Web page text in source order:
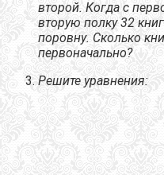
второй. Когда с
вторую полку 32
поровну. Сколько
первоначально?
Решите уравнения: